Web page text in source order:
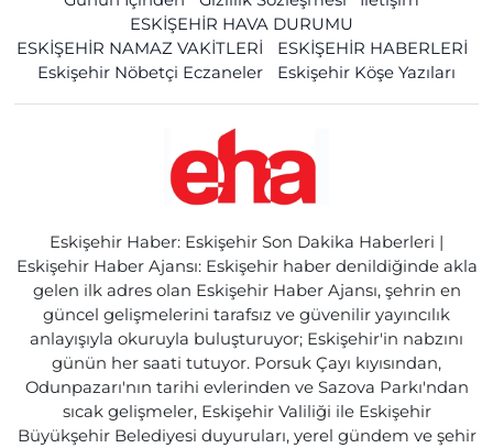
ESKİŞEHİR HAVA DURUMU
ESKİŞEHİR NAMAZ VAKİTLERİ
ESKİŞEHİR HABERLERİ
Eskişehir Nöbetçi Eczaneler
Eskişehir Köşe Yazıları
Eskişehir Haber: Eskişehir Son Dakika Haberleri |
Eskişehir Haber Ajansı: Eskişehir haber denildiğinde akla
gelen ilk adres olan Eskişehir Haber Ajansı, şehrin en
güncel gelişmelerini tarafsız ve güvenilir yayıncılık
anlayışıyla okuruyla buluşturuyor; Eskişehir'in nabzını
günün her saati tutuyor. Porsuk Çayı kıyısından,
Odunpazarı'nın tarihi evlerinden ve Sazova Parkı'ndan
sıcak gelişmeler, Eskişehir Valiliği ile Eskişehir
Büyükşehir Belediyesi duyuruları, yerel gündem ve şehir